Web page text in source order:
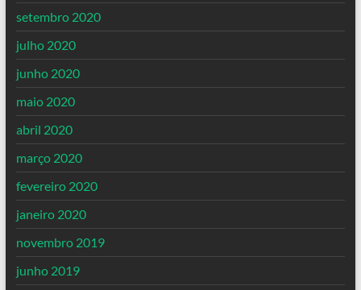
setembro 2020
julho 2020
junho 2020
maio 2020
abril 2020
março 2020
fevereiro 2020
janeiro 2020
novembro 2019
junho 2019